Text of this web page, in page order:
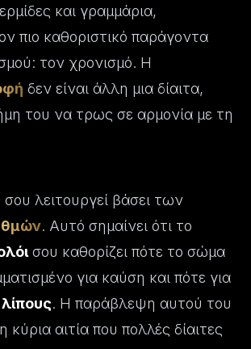
και γραμμάρια,
πιο καθοριστικό παράγοντα
τον χρονισμό. Η
δεν είναι άλλη μια δίαιτα,
του να τρως σε αρμονία με τη
λειτουργεί βάσει των
. Αυτό σημαίνει ότι το
σου καθορίζει πότε το σώμα
για καύση και πότε για
. Η παράβλεψη αυτού του
κύρια αιτία που πολλές δίαιτες